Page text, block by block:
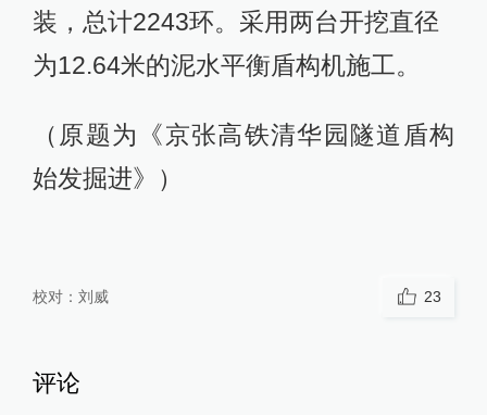
装，总计2243环。采用两台开挖直径
为12.64米的泥水平衡盾构机施工。
（原题为《京张高铁清华园隧道盾构
始发掘进》）
校对： 刘威 23
评论